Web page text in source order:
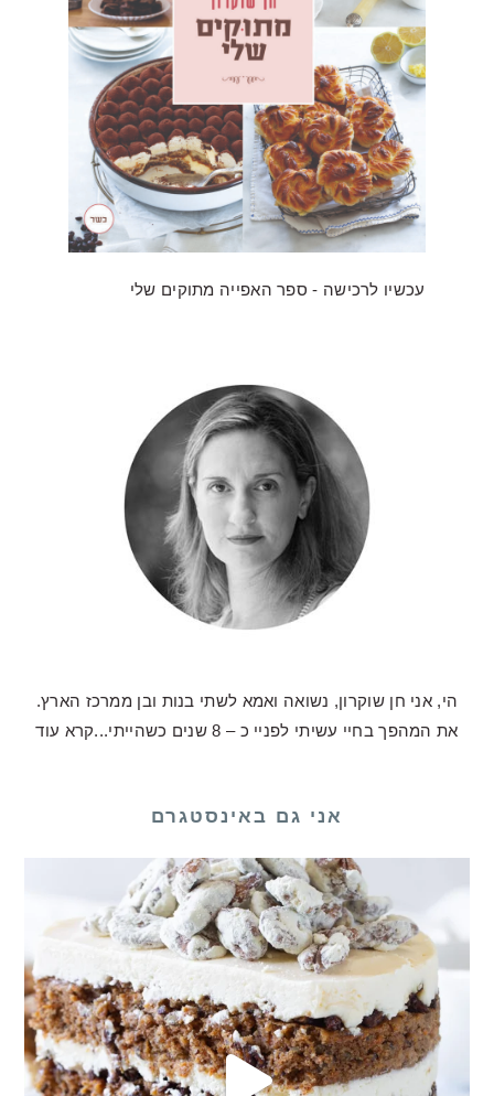
עכשיו לרכישה - ספר האפייה מתוקים שלי
הי, אני חן שוקרון, נשואה ואמא לשתי בנות ובן ממרכז הארץ.
את המהפך בחיי עשיתי לפניי כ – 8 שנים כשהייתי...
קרא עוד
אני גם באינסטגרם